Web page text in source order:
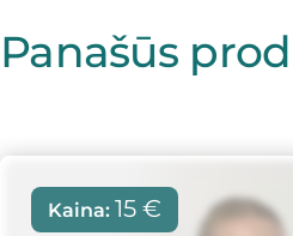
Panašūs
Kaina: 15 €